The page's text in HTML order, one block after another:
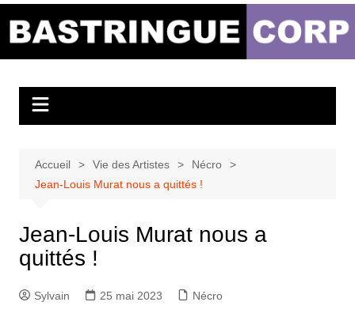
Bastringue Corp –
Musicales
Accueil Vie des Artistes
Nécro
Jean-Louis Murat nous a quittés !
Jean-Louis Murat nous a
quittés !
Sylvain 25 mai 2023 Nécro